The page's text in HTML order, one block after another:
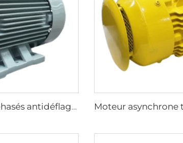
Moteurs asynchrones triphasés antidéflagrants à haute efficacité de la série YBX3